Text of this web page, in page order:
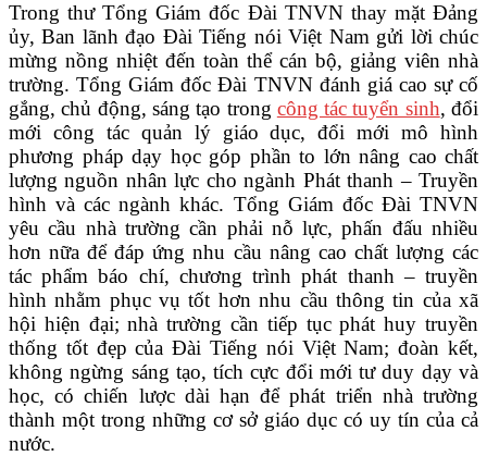
Trong thư Tổng Giám đốc Đài TNVN thay mặt Đảng
ủy, Ban lãnh đạo Đài Tiếng nói Việt Nam gửi lời chúc
mừng nồng nhiệt đến toàn thể cán bộ, giảng viên nhà
trường. Tổng Giám đốc Đài TNVN đánh giá cao sự cố
gắng, chủ động, sáng tạo trong công tác tuyển sinh, đổi
mới công tác quản lý giáo dục, đổi mới mô hình
phương pháp dạy học góp phần to lớn nâng cao chất
lượng nguồn nhân lực cho ngành Phát thanh – Truyền
hình và các ngành khác. Tổng Giám đốc Đài TNVN
yêu cầu nhà trường cần phải nỗ lực, phấn đấu nhiều
hơn nữa để đáp ứng nhu cầu nâng cao chất lượng các
tác phẩm báo chí, chương trình phát thanh – truyền
hình nhằm phục vụ tốt hơn nhu cầu thông tin của xã
hội hiện đại; nhà trường cần tiếp tục phát huy truyền
thống tốt đẹp của Đài Tiếng nói Việt Nam; đoàn kết,
không ngừng sáng tạo, tích cực đổi mới tư duy dạy và
học, có chiến lược dài hạn để phát triển nhà trường
thành một trong những cơ sở giáo dục có uy tín của cả
nước.